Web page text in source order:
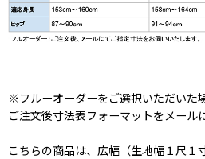
※フルーオーダーをご選択いただいた
ご注文後寸法表フォーマットをメール
こちらの商品は、広幅（生地幅１尺１